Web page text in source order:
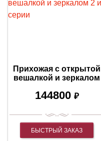
Прихожая с открытой
вешалкой и зеркалом
144800 ₽
БЫСТРЫЙ ЗАКАЗ